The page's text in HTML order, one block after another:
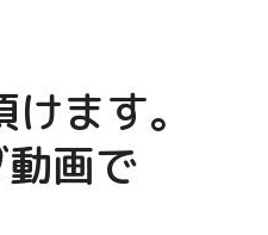
ます。
画で